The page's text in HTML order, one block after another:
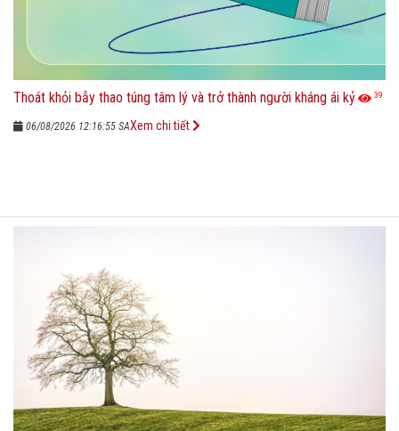
Thoát khỏi bẫy thao túng tâm lý và trở thành người kháng ái kỷ 39
06/08/2026 12:16:55 SAXem chi tiết